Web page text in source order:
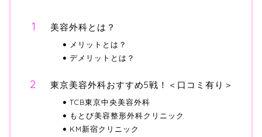
美容外科とは？
メリットとは？
デメリットとは？
東京美容外科おすすめ5戦！＜口コミ有り＞
TCB東京中央美容外科
もとび美容整形外科クリニック
KM新宿クリニック